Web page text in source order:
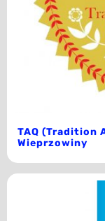
TAQ (Tradition
Wieprzowiny